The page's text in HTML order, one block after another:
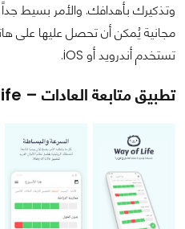
وتذكيرك بأهدافك. والأمر بسيط
مجانية يُمكن أن تحصل عليها على
تستخدم أندرويد أو iOS.
تطبيق متابعة العادات – Way of life